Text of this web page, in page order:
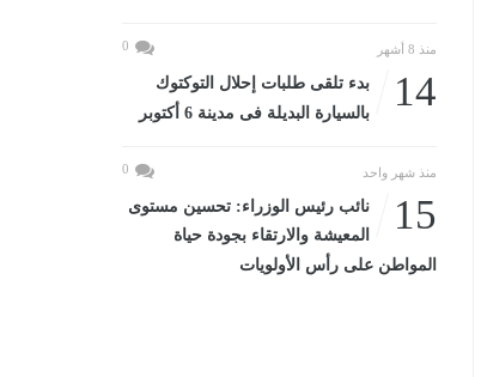
منذ 8 أشهر 0
14
بدء تلقى طلبات إحلال التوكتوك
بالسيارة البديلة فى مدينة 6 أكتوبر
منذ شهر واحد 0
15
نائب رئيس الوزراء: تحسين مستوى
المعيشة والارتقاء بجودة حياة
المواطن على رأس الأولويات